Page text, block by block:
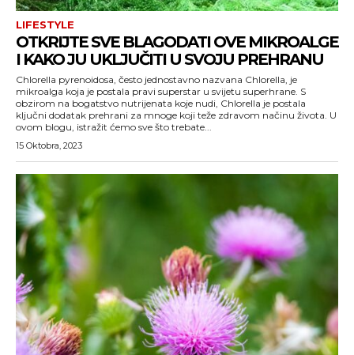
LIFESTYLE
OTKRIJTE SVE BLAGODATI OVE MIKROALGE
I KAKO JU UKLJUČITI U SVOJU PREHRANU
Chlorella pyrenoidosa, često jednostavno nazvana Chlorella, je
mikroalga koja je postala pravi superstar u svijetu superhrane. S
obzirom na bogatstvo nutrijenata koje nudi, Chlorella je postala
ključni dodatak prehrani za mnoge koji teže zdravom načinu života. U
ovom blogu, istražit ćemo sve što trebate...
15 Oktobra, 2023